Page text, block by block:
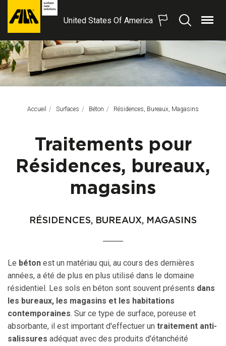
FILA
Solutions
S.p.A.
SB
United States Of America
Recherche
Menu
Accueil Surfaces Béton Page Actuelle:
Résidences, Bureaux, Magasins
Traitements pour
Résidences, bureaux,
magasins
RÉSIDENCES, BUREAUX, MAGASINS
Le béton est un matériau qui, au cours des dernières
années, a été de plus en plus utilisé dans le domaine
résidentiel. Les sols en béton sont souvent présents dans
les bureaux, les magasins et les habitations
contemporaines. Sur ce type de surface, poreuse et
absorbante, il est important d'effectuer un traitement anti-
salissures adéquat avec des produits d'étanchéité